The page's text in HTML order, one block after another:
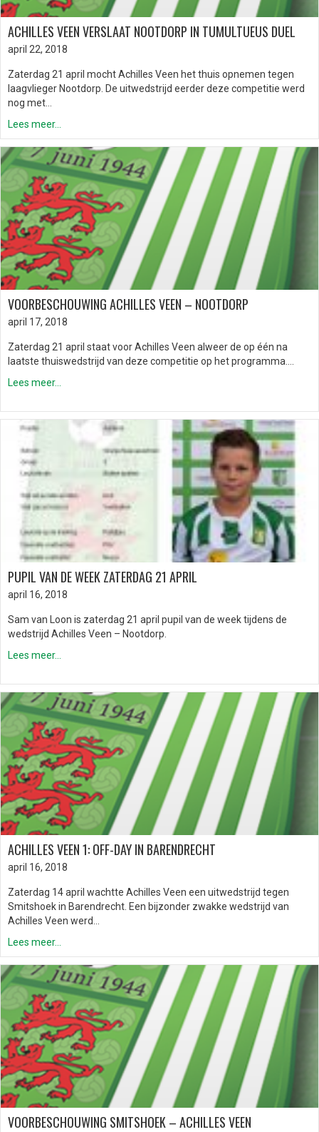
ACHILLES VEEN VERSLAAT NOOTDORP IN TUMULTUEUS DUEL
april 22, 2018
Zaterdag 21 april mocht Achilles Veen het thuis opnemen tegen
laagvlieger Nootdorp. De uitwedstrijd eerder deze competitie werd
nog met…
Lees meer...
VOORBESCHOUWING ACHILLES VEEN – NOOTDORP
april 17, 2018
Zaterdag 21 april staat voor Achilles Veen alweer de op één na
laatste thuiswedstrijd van deze competitie op het programma….
Lees meer...
PUPIL VAN DE WEEK ZATERDAG 21 APRIL
april 16, 2018
Sam van Loon is zaterdag 21 april pupil van de week tijdens de
wedstrijd Achilles Veen – Nootdorp.
Lees meer...
ACHILLES VEEN 1: OFF-DAY IN BARENDRECHT
april 16, 2018
Zaterdag 14 april wachtte Achilles Veen een uitwedstrijd tegen
Smitshoek in Barendrecht. Een bijzonder zwakke wedstrijd van
Achilles Veen werd…
Lees meer...
VOORBESCHOUWING SMITSHOEK – ACHILLES VEEN